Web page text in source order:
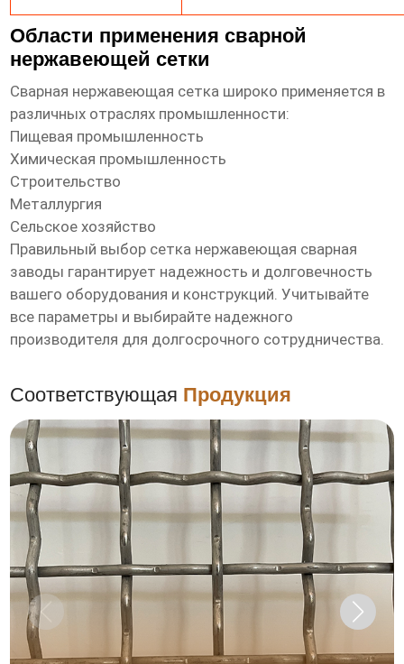
Области применения сварной
нержавеющей сетки
Сварная нержавеющая сетка широко применяется в
различных отраслях промышленности:
Пищевая промышленность
Химическая промышленность
Строительство
Металлургия
Сельское хозяйство
Правильный выбор сетка нержавеющая сварная
заводы гарантирует надежность и долговечность
вашего оборудования и конструкций. Учитывайте
все параметры и выбирайте надежного
производителя для долгосрочного сотрудничества.
Соответствующая Продукция